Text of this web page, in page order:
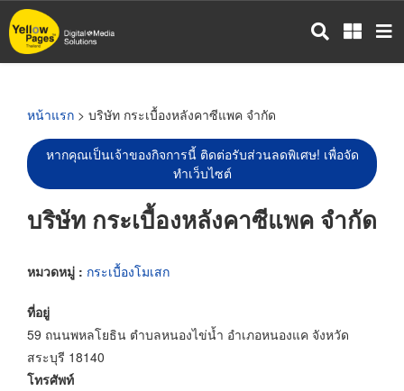
ข้าม
ไป
หน้าแรก > บริษัท กระเบื้องหลังคาซีแพค จำกัด
หากคุณเป็นเจ้าของกิจการนี้ ติดต่อรับส่วนลดพิเศษ! เพื่อจัด
ทำเว็บไซต์
บริษัท กระเบื้องหลังคาซีแพค จำกัด
หมวดหมู่ : กระเบื้องโมเสก
ที่อยู่
59 ถนนพหลโยธิน ตำบลหนองไข่น้ำ อำเภอหนองแค จังหวัด
สระบุรี 18140
โทรศัพท์